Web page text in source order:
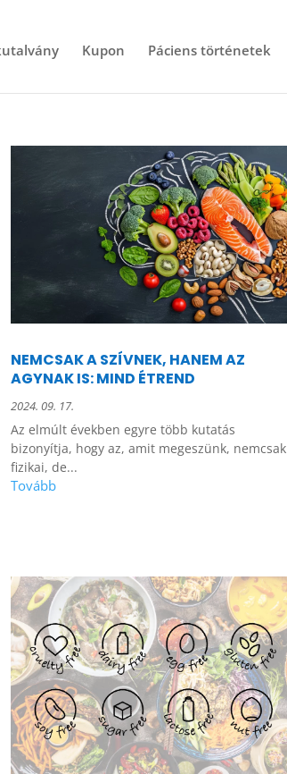
Kupon Páciens történetek
NEMCSAK A SZÍVNEK, HANEM AZ
AGYNAK IS: MIND ÉTREND
2024. 09. 17.
Az elmúlt években egyre több kutatás
bizonyítja, hogy az, amit megeszünk, nemcsak
fizikai, de...